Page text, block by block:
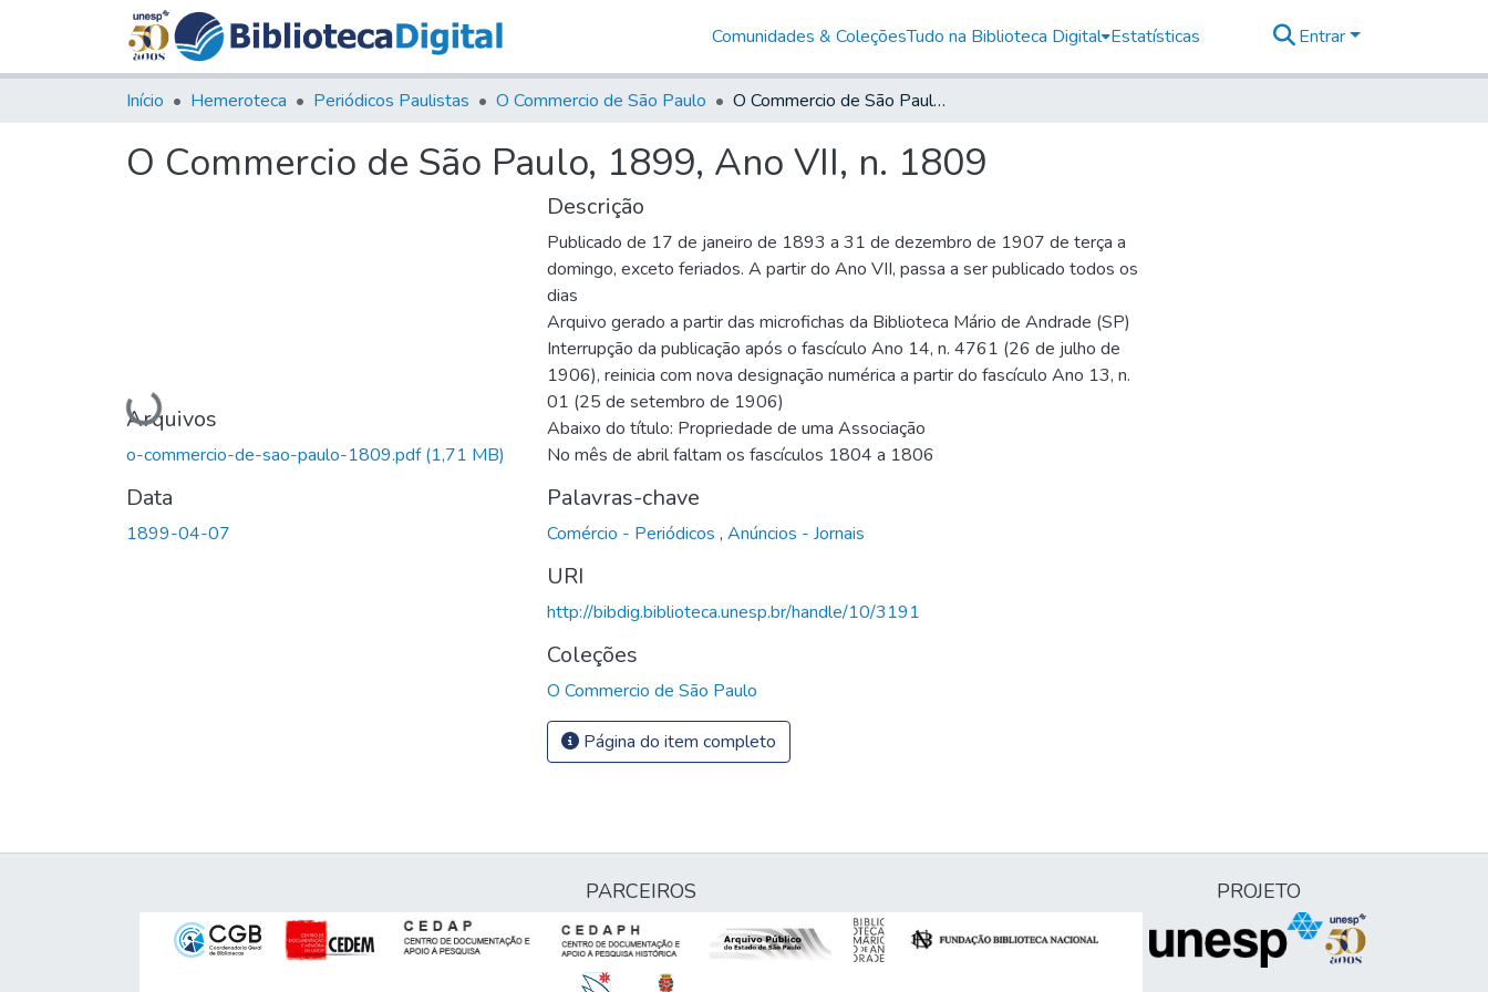
Comunidades & ColeçõesTudo na Biblioteca Digital Estatísticas Entrar
Início Hemeroteca Periódicos Paulistas O Commercio de São Paulo O Commercio de São Paulo, 1899, Ano VII, n. 1809
O Commercio de São Paulo, 1899, Ano VII, n. 1809
Carregando...
Arquivos
o-commercio-de-sao-paulo-1809.pdf(1,71 MB)
Data
1899-04-07
Descrição
Publicado de 17 de janeiro de 1893 a 31 de dezembro de 1907 de terça a
domingo, exceto feriados. A partir do Ano VII, passa a ser publicado todos os
dias
Arquivo gerado a partir das microfichas da Biblioteca Mário de Andrade (SP)
Interrupção da publicação após o fascículo Ano 14, n. 4761 (26 de julho de
1906), reinicia com nova designação numérica a partir do fascículo Ano 13, n.
01 (25 de setembro de 1906)
Abaixo do título: Propriedade de uma Associação
No mês de abril faltam os fascículos 1804 a 1806
Palavras-chave
Comércio - Periódicos , Anúncios - Jornais
URI
http://bibdig.biblioteca.unesp.br/handle/10/3191
Coleções
O Commercio de São Paulo
Página do item completo
PARCEIROS PROJETO